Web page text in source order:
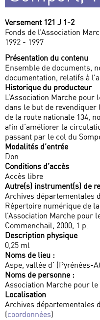
Versement 121 J 1-2
Fonds de l’Association
1992 - 1997
Présentation du contenu
Ensemble de documents,
documentation, relatifs à
Historique du producteur
L’Association Marche pour
dans le but de revendiquer
de la route nationale 134,
afin d’améliorer la
passant par le col du
Modalités d’entrée
Don
Conditions d’accès
Accès libre
Autre(s) instrument(s) de
Archives départementales
Répertoire numérique de
l’Association Marche pour
Commenchail, 2000, 1 p.
Description physique
0,25 ml
Noms de lieu :
Aspe, vallée d’ (Pyrénées-
Noms de personne :
Association Marche pour
Localisation
Archives départementales
(coordonnées)